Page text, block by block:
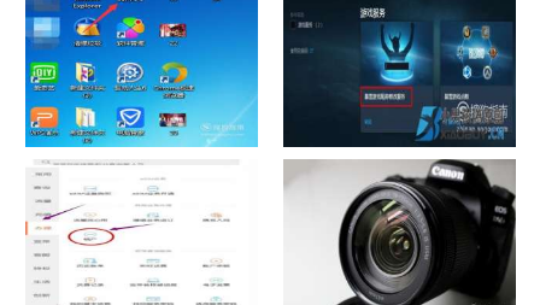
如何看认识QQ好友具体多少天
了
战网怎么修改昵称？